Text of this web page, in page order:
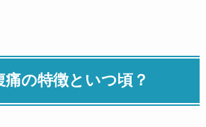
の特徴といつ頃？